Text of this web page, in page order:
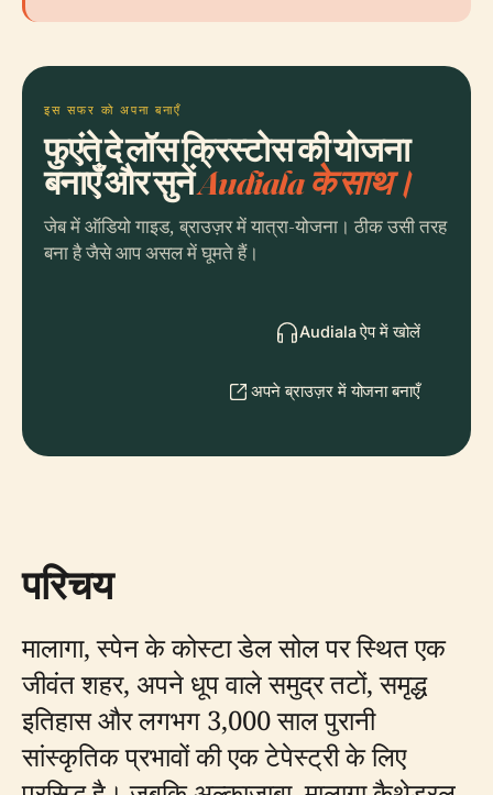
इस सफर को अपना बनाएँ
फुएंते दे लॉस क्रिस्टोस की योजना
बनाएँ और सुनेंAudiala के साथ।
जेब में ऑडियो गाइड, ब्राउज़र में यात्रा-योजना। ठीक उसी तरह
बना है जैसे आप असल में घूमते हैं।
Audiala ऐप में खोलें
अपने ब्राउज़र में योजना बनाएँ
परिचय
मालागा, स्पेन के कोस्टा डेल सोल पर स्थित एक
जीवंत शहर, अपने धूप वाले समुद्र तटों, समृद्ध
इतिहास और लगभग 3,000 साल पुरानी
सांस्कृतिक प्रभावों की एक टेपेस्ट्री के लिए